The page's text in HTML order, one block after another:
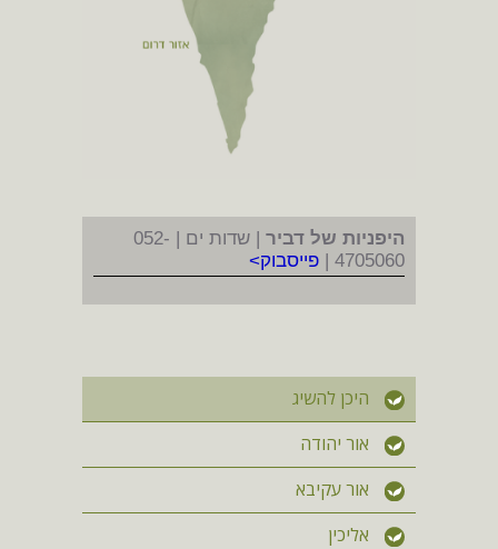
היפניות של דביר
| שדות ים | 052-
4705060 |
פייסבוק>
היכן להשיג
אור יהודה
אור עקיבא
אליכין